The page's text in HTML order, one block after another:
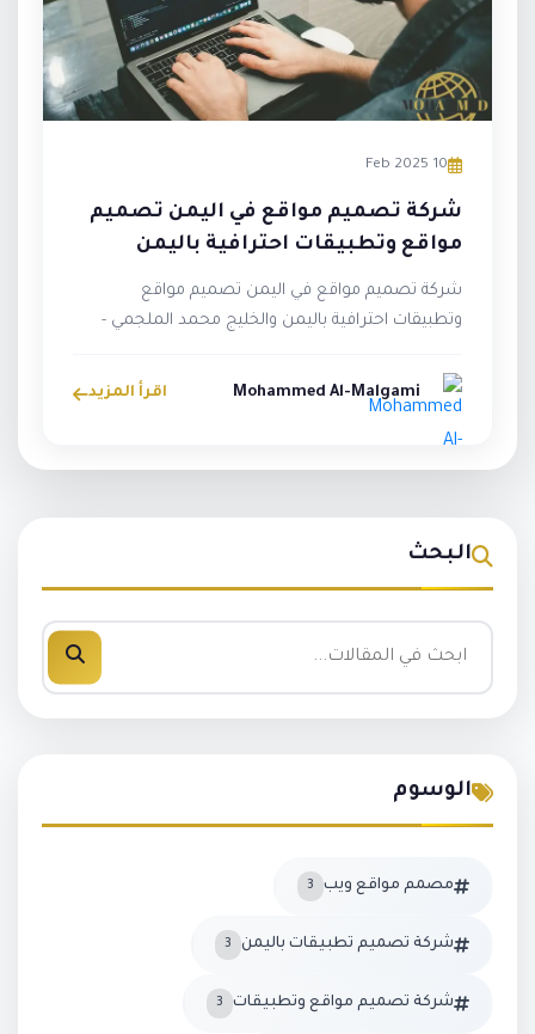
10 Feb 2025
شركة تصميم مواقع في اليمن تصميم
مواقع وتطبيقات احترافية باليمن
والخليج
شركة تصميم مواقع في اليمن تصميم مواقع
وتطبيقات احترافية باليمن والخليج محمد الملجمي -
Mohammed Al-Malgami اقرأ المزيد
البحث
الوسوم
مصمم مواقع ويب 3
شركة تصميم تطبيقات باليمن 3
شركة تصميم مواقع وتطبيقات 3